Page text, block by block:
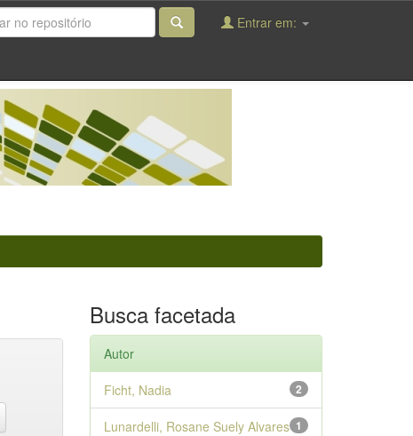
Entrar em:
Busca facetada
Autor
2
Ficht, Nadia
1
Lunardelli, Rosane Suely Alvares